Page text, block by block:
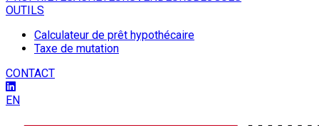
OUTILS
Calculateur de prêt hypothécaire
Taxe de mutation
CONTACT
EN